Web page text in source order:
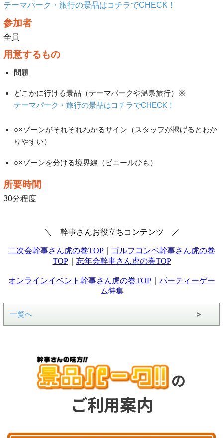
テーマパーク・旅行の景品はコチラでCHECK！
参加者
全員
用意するもの
問題
どこかに行ける景品（テーマパークや温泉旅行）※
テーマパーク・旅行の景品はコチラでCHECK！
○×ゾーンがそれぞれわかるサイン（スタッフが掲げるとわか
りやすい）
○×ゾーンを分ける境界線（ビニールひも）
所要時間
30分程度
一覧へ
の
ご利用案内